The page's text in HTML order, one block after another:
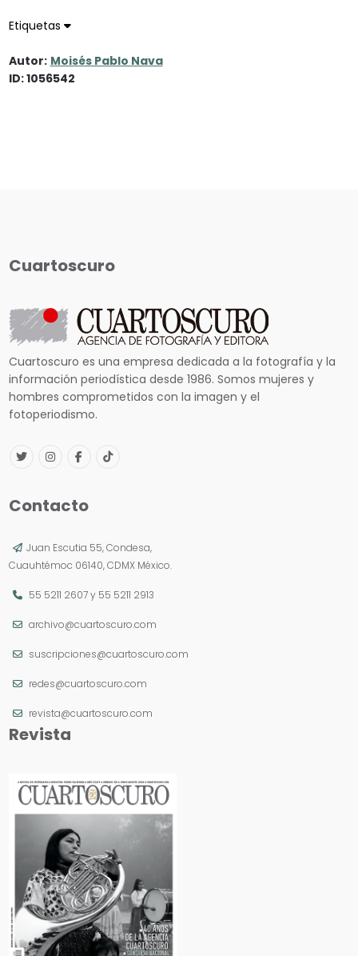
Etiquetas
Autor: Moisés Pablo Nava
ID: 1056542
Cuartoscuro
Cuartoscuro es una empresa dedicada a la fotografía y la
información periodística desde 1986. Somos mujeres y
hombres comprometidos con la imagen y el
fotoperiodismo.
Contacto
Juan Escutia 55, Condesa,
Cuauhtémoc 06140, CDMX México.
55 5211 2607y 55 5211 2913
archivo@cuartoscuro.com
suscripciones@cuartoscuro.com
redes@cuartoscuro.com
revista@cuartoscuro.com
Revista